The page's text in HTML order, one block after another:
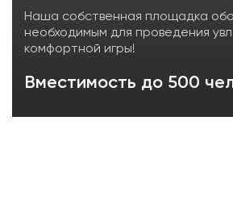
Наша собственная площадка
необходимым для проведения
комфортной игры!
Вместимость до 500